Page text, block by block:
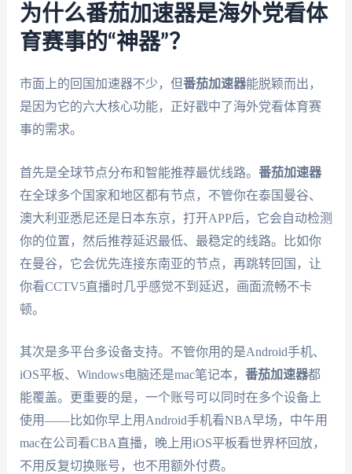
为什么番茄加速器是海外党看体
育赛事的“神器”？
市面上的回国加速器不少，但番茄加速器能脱颖而出，
是因为它的六大核心功能，正好戳中了海外党看体育赛
事的需求。
首先是全球节点分布和智能推荐最优线路。 番茄加速器
在全球多个国家和地区都有节点，不管你在泰国曼谷、
澳大利亚悉尼还是日本东京，打开APP后，它会自动检测
你的位置，然后推荐延迟最低、最稳定的线路。比如你
在曼谷，它会优先连接东南亚的节点，再跳转回国，让
你看CCTV5直播时几乎感觉不到延迟，画面流畅不卡
顿。
其次是多平台多设备支持。不管你用的是Android手机、
iOS平板、Windows电脑还是mac笔记本， 番茄加速器都
能覆盖。更重要的是，一个账号可以同时在多个设备上
使用——比如你早上用Android手机看NBA早场，中午用
mac在公司看CBA直播，晚上用iOS平板看世界杯回放，
不用反复切换账号，也不用额外付费。